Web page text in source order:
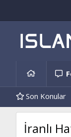
Son Konular
Kendini
İranlı